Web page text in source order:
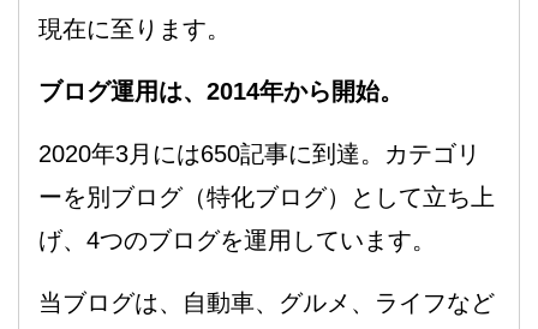
現在に至ります。
ブログ運用は、2014年から開始。
2020年3月には650記事に到達。カテゴリ
ーを別ブログ（特化ブログ）として立ち上
げ、4つのブログを運用しています。
当ブログは、自動車、グルメ、ライフなど